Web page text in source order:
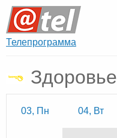
Телепрограмма
Здоровье
03, Пн 04, Вт